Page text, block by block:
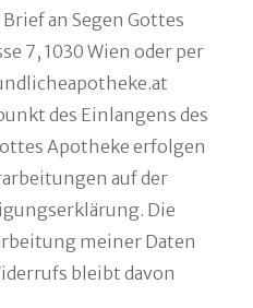
an Segen Gottes
7, 1030 Wien oder per
des Einlangens des
Apotheke erfolgen
auf der
Die
meiner Daten
bleibt davon